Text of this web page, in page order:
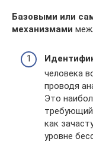
Базовыми или
механизмами
человека
проводя
Это
требующий
как
уровне